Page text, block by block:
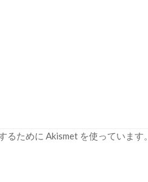
るために Akismet を使っています。